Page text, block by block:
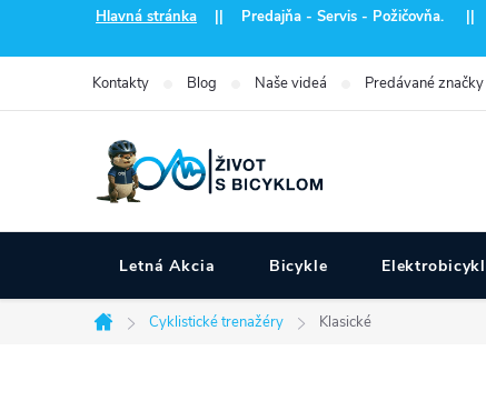
Hlavná stránka || Predajňa - Servis - Požičovňa. ||
Kontakty Blog Naše videá Predávané značky
Letná Akcia Bicykle
Domov
Cyklistické trenažéry Klasické